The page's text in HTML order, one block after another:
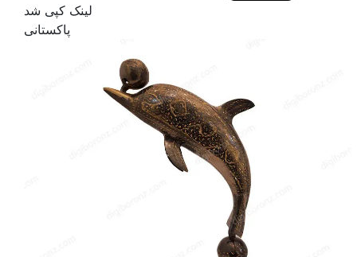
لینک کپی شد
پاکستانی